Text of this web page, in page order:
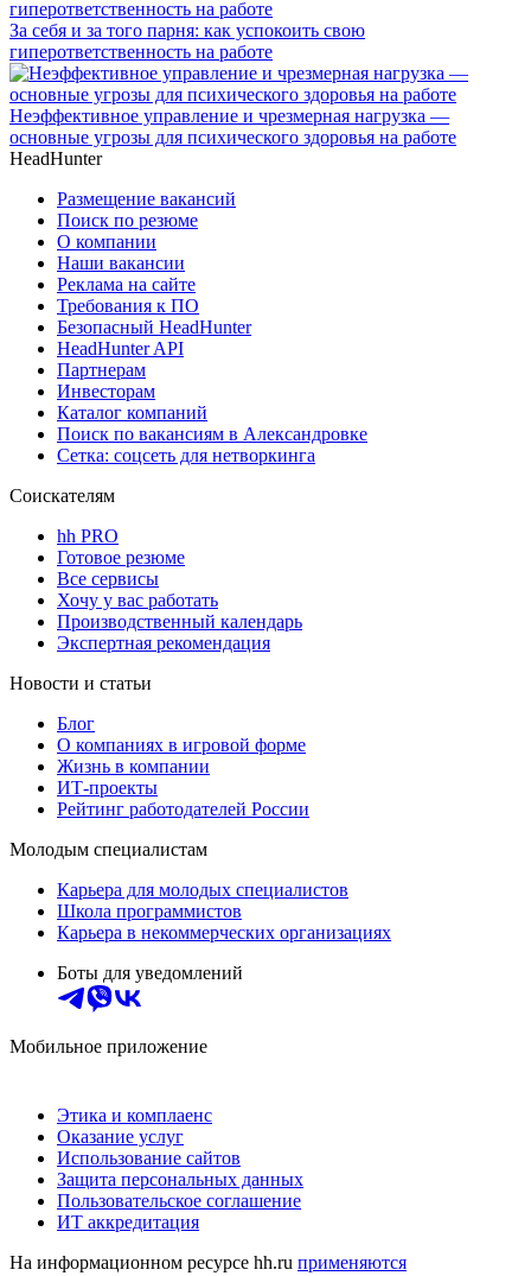
За себя и за того парня: как успокоить свою
гиперответственность на работе
Неэффективное управление и чрезмерная нагрузка —
основные угрозы для психического здоровья на работе
HeadHunter
Размещение вакансий
Поиск по резюме
О компании
Наши вакансии
Реклама на сайте
Требования к ПО
Безопасный HeadHunter
HeadHunter API
Партнерам
Инвесторам
Каталог компаний
Поиск по вакансиям в Александровке
Сетка: соцсеть для нетворкинга
Соискателям
hh PRO
Готовое резюме
Все сервисы
Хочу у вас работать
Производственный календарь
Экспертная рекомендация
Новости и статьи
Блог
О компаниях в игровой форме
Жизнь в компании
ИТ-проекты
Рейтинг работодателей России
Молодым специалистам
Карьера для молодых специалистов
Школа программистов
Карьера в некоммерческих организациях
Боты для уведомлений
Мобильное приложение
Этика и комплаенс
Оказание услуг
Использование сайтов
Защита персональных данных
Пользовательское соглашение
ИТ аккредитация
На информационном ресурсе hh.ru применяются